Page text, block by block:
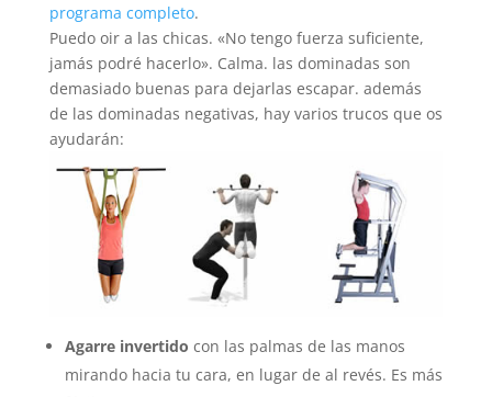
programa completo.
Puedo oir a las chicas. «No tengo fuerza suficiente,
jamás podré hacerlo». Calma. las dominadas son
demasiado buenas para dejarlas escapar. además
de las dominadas negativas, hay varios trucos que os
ayudarán:
Agarre invertido con las palmas de las manos
mirando hacia tu cara, en lugar de al revés. Es más